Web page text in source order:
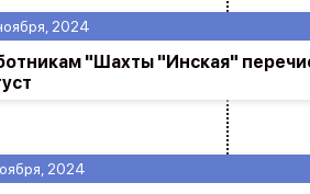
2024
2024
"Шахты "Инская"